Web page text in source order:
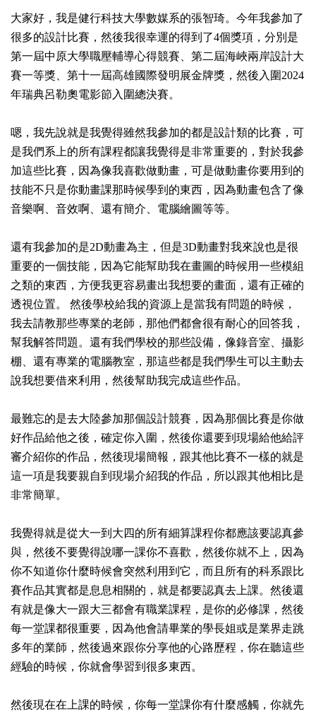
大家好，我是健行科技大學數媒系的張智琦。今年我參加了
很多的設計比賽，然後我很幸運的得到了4個獎項，分別是
第一屆中原大學職壓輔導心得競賽、第二屆海峽兩岸設計大
賽一等獎、第十一屆高雄國際發明展金牌獎，然後入圍2024
年瑞典呂勒奧電影節入圍總決賽。
嗯，我先說就是我覺得雖然我參加的都是設計類的比賽，可
是我們系上的所有課程都讓我覺得是非常重要的，對於我參
加這些比賽，因為像我喜歡做動畫，可是做動畫你要用到的
技能不只是你動畫課那時候學到的東西，因為動畫包含了像
音樂啊、音效啊、還有簡介、電腦繪圖等等。
還有我參加的是2D動畫為主，但是3D動畫對我來說也是很
重要的一個技能，因為它能幫助我在畫圖的時候用一些模組
之類的東西，方便我更容易畫出我想要的畫面，還有正確的
透視位置。 然後學校給我的資源上是當我有問題的時候，
我去請教那些專業的老師，那他們都會很有耐心的回答我，
幫我解答問題。還有我們學校的那些設備，像錄音室、攝影
棚、還有專業的電腦教室，那這些都是我們學生可以主動去
說我想要借來利用，然後幫助我完成這些作品。
最難忘的是去大陸參加那個設計競賽，因為那個比賽是你做
好作品給他之後，確定你入圍，然後你還要到現場給他給評
審介紹你的作品，然後現場簡報，跟其他比賽不一樣的就是
這一項是我要親自到現場介紹我的作品，所以跟其他相比是
非常簡單。
我覺得就是從大一到大四的所有細算課程你都應該要認真參
與，然後不要覺得說哪一課你不喜歡，然後你就不上，因為
你不知道你什麼時候會突然利用到它，而且所有的科系跟比
賽作品其實都是息息相關的，就是都要認真去上課。然後還
有就是像大一跟大三都會有職業課程，是你的必修課，然後
每一堂課都很重要，因為他會請畢業的學長姐或是業界走跳
多年的業師，然後過來跟你分享他的心路歷程，你在聽這些
經驗的時候，你就會學習到很多東西。
然後現在在上課的時候，你每一堂課你有什麼感觸，你就先